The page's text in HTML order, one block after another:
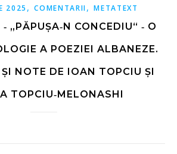
2025 ,COMENTARII,METATEXT
„PĂPUȘA‑N CONCEDIU“ ‑ O
A POEZIEI ALBANEZE.
ȘI NOTE DE IOAN TOPCIU ȘI
TOPCIU‑MELONASHI